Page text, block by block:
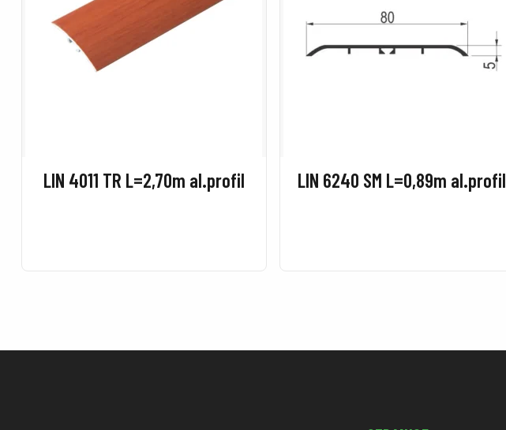
LIN 4011 TR L=2,70m al.profil LIN 6240 SM L=0,89m al.profil